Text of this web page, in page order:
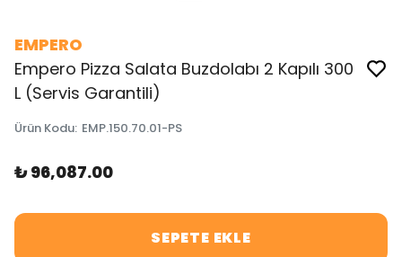
EMPERO
Empero Pizza Salata Buzdolabı 2 Kapılı 300
L (Servis Garantili)
Ürün Kodu: EMP.150.70.01-PS
₺ 96,087.00
SEPETE EKLE